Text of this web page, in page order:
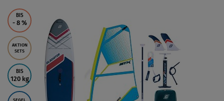
BIS
- 8 %
AKTION
SETS
BIS
120 kg